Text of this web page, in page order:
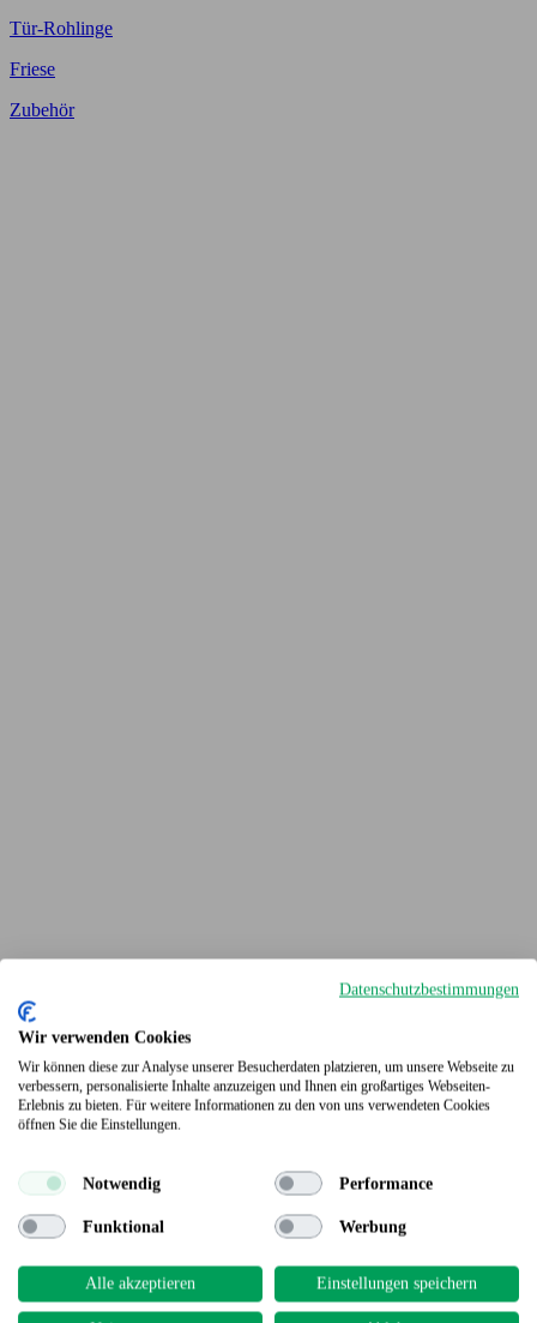
Tür-Rohlinge
Friese
Zubehör
Terrassendielen
Datenschutzbestimmungen
Wir verwenden Cookies
Wir können diese zur Analyse unserer Besucherdaten platzieren, um unsere Webseite zu
verbessern, personalisierte Inhalte anzuzeigen und Ihnen ein großartiges Webseiten-
Erlebnis zu bieten. Für weitere Informationen zu den von uns verwendeten Cookies
öffnen Sie die Einstellungen.
Notwendig Performance
Funktional Werbung
Alle akzeptieren Einstellungen speichern